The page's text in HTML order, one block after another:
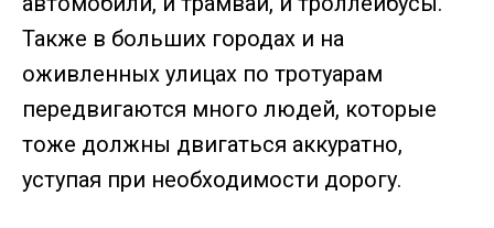
Также в больших городах и на
оживленных улицах по тротуарам
передвигаются много людей, которые
тоже должны двигаться аккуратно,
уступая при необходимости дорогу.